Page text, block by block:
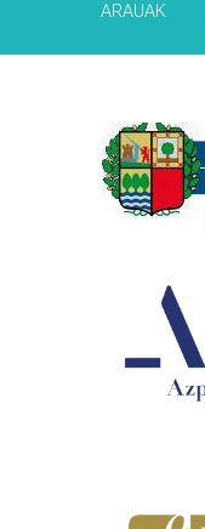
ARAUAK